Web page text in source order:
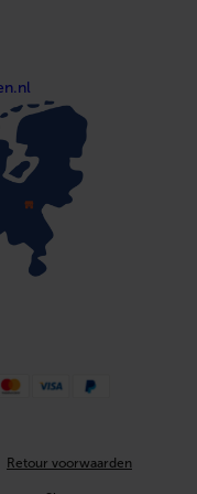
Retour voorwaarden